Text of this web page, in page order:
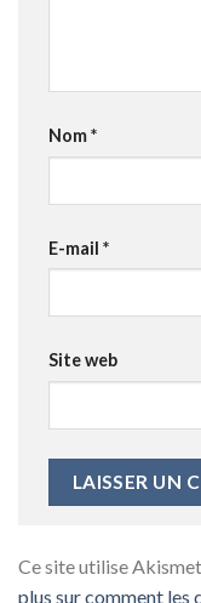
Nom*
E-mail *
Site web
Ce site utilise
plus sur comment les